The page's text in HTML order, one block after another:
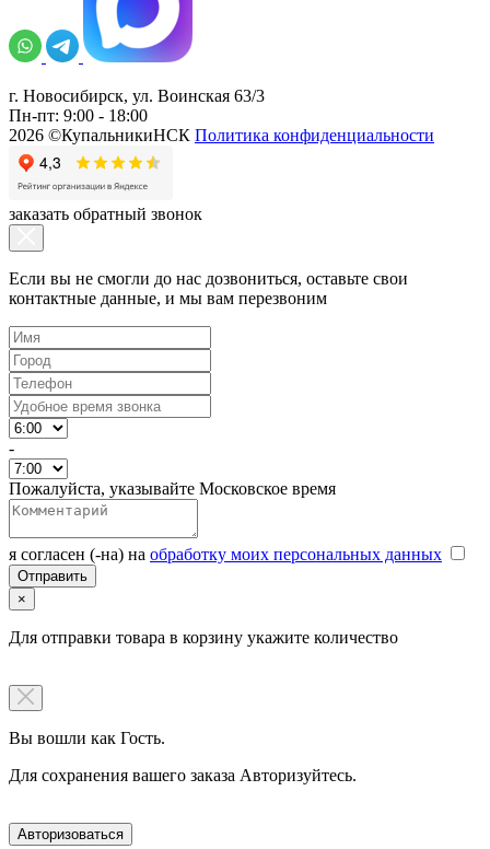
г. Новосибирск, ул. Воинская 63/3
Пн-пт: 9:00 - 18:00
2026 ©КупальникиНСК Политика конфиденциальности
заказать обратный звонок
Если вы не смогли до нас дозвониться, оставьте свои
контактные данные, и мы вам перезвоним
-
Пожалуйста, указывайте Московское время
я согласен (-на) на обработку моих персональных данных
×
Для отправки товара в корзину укажите количество
Вы вошли как Гость.
Для сохранения вашего заказа Авторизуйтесь.
Авторизоваться